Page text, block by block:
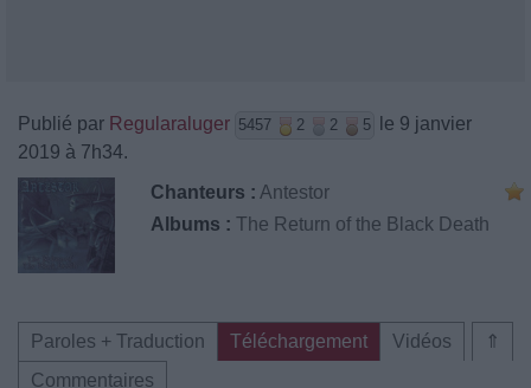
Publié par Regularaluger 5457 2 2 5
le 9 janvier
2019 à 7h34.
Chanteurs : Antestor
Albums : The Return of the Black Death
⇑
Paroles + Traduction Téléchargement
Vidéos
Commentaires